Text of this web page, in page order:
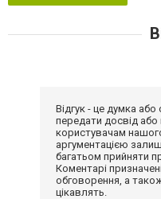
Відгук - це думка
передати досвід
користувачам
аргументацією
багатьом прийняти
Коментарі
обговорення, а
цікавлять.